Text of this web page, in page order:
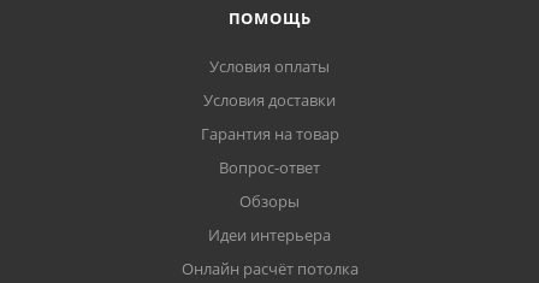
ПОМОЩЬ
Условия оплаты
Условия доставки
Гарантия на товар
Вопрос-ответ
Обзоры
Идеи интерьера
Онлайн расчёт потолка